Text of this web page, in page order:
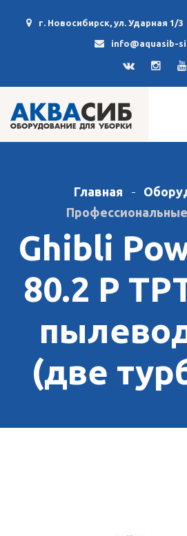
г. Новосибирск, ул. Ударная 1/3
info@aquasib-
Главная
Ghibli
80.2 P
(две